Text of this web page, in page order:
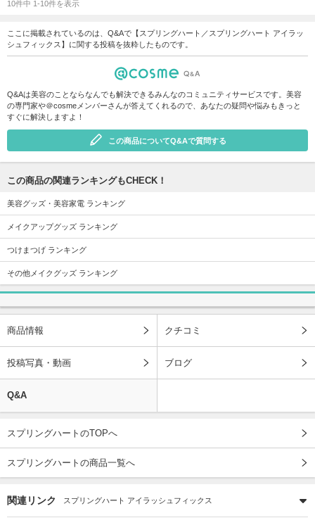
10件中 1-10件を表示
ここに掲載されているのは、Q&Aで【スプリングハート／スプリングハート アイラッ
シュフィックス】に関する投稿を抜粋したものです。
Q&Aは美容のことならなんでも解決できるみんなのコミュニティサービスです。美容
の専門家や＠cosmeメンバーさんが答えてくれるので、あなたの疑問や悩みもきっと
すぐに解決しますよ！
この商品についてQ&Aで質問する
この商品の関連ランキングもCHECK！
美容グッズ・美容家電 ランキング
メイクアップグッズ ランキング
つけまつげ ランキング
その他メイクグッズ ランキング
商品情報 クチコミ
投稿写真・動画 ブログ
Q&A
スプリングハートのTOPへ
スプリングハートの商品一覧へ
関連リンク スプリングハート アイラッシュフィックス